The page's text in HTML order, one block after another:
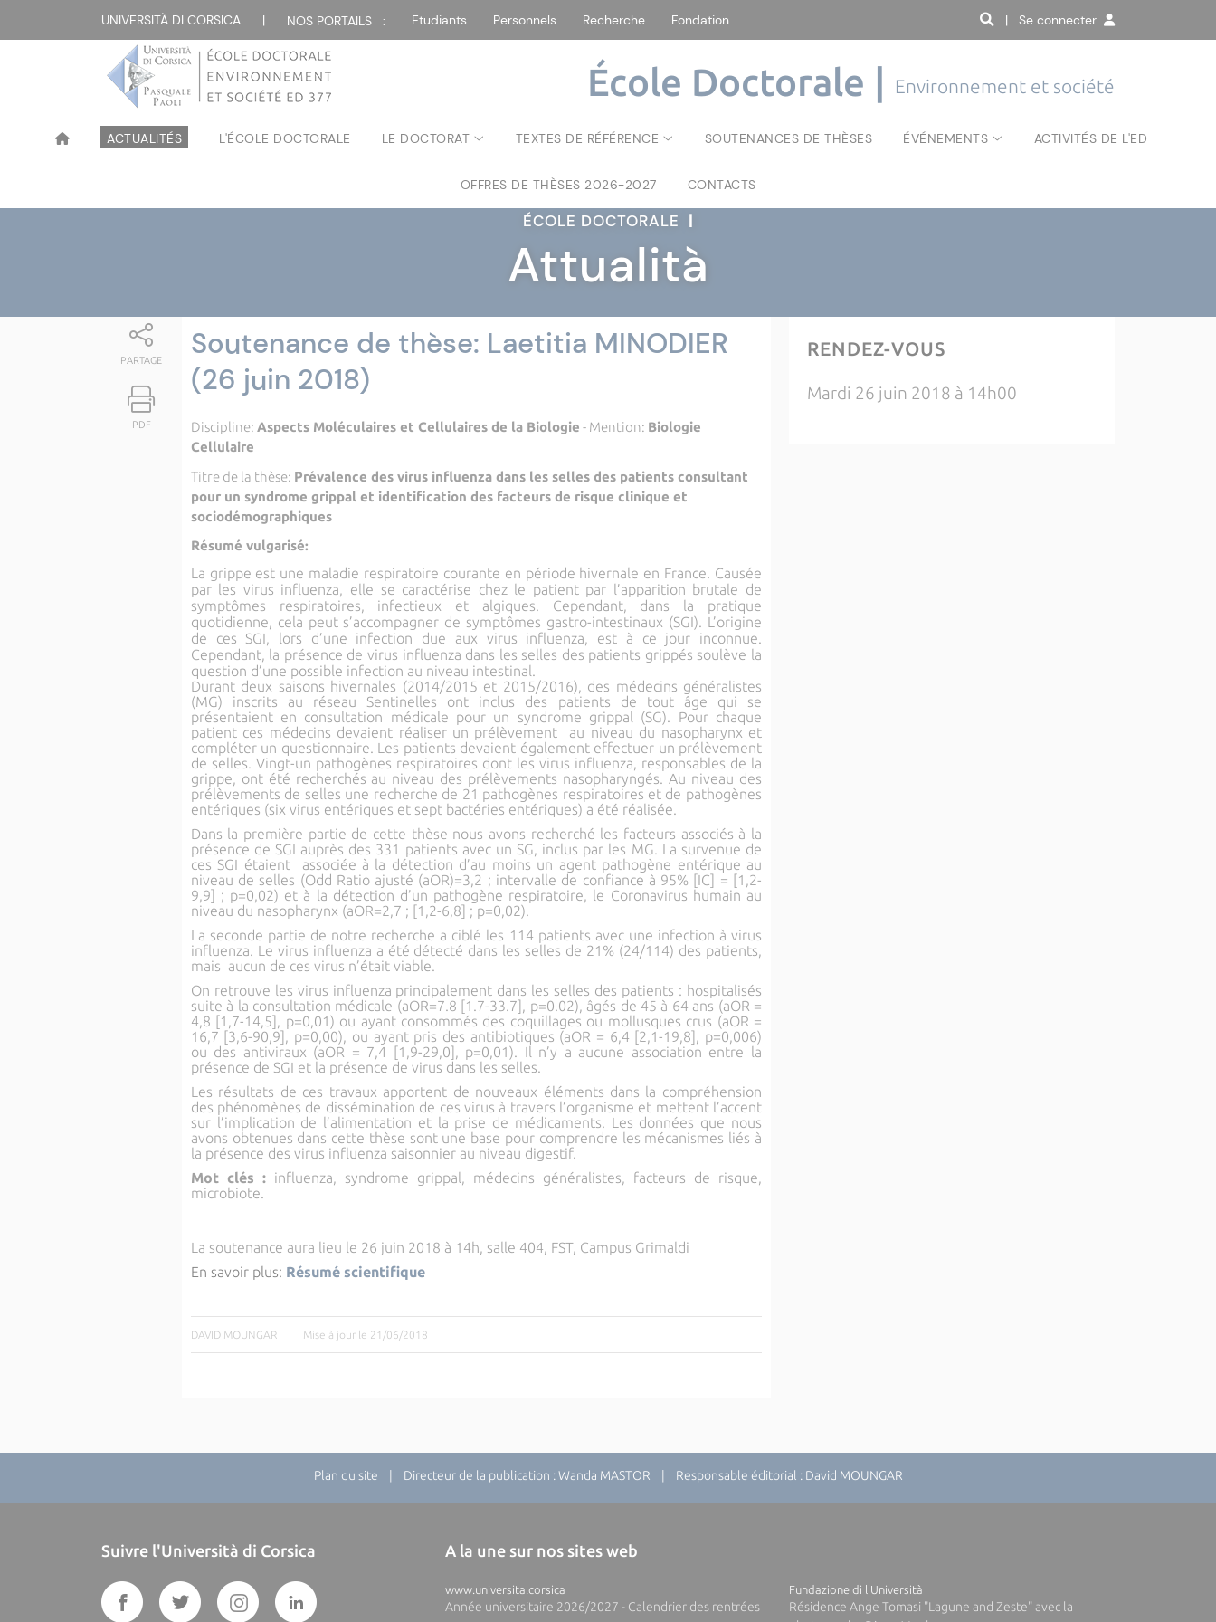
UNIVERSITÀ DI CORSICA | NOS PORTAILS : Etudiants Personnels Recherche Fondation | Se connecter
École Doctorale | Environnement et société
ACTUALITÉS L'ÉCOLE DOCTORALE LE DOCTORAT TEXTES DE RÉFÉRENCE SOUTENANCES DE THÈSES ÉVÉNEMENTS ACTIVITÉS DE L'ED
OFFRES DE THÈSES 2026-2027 CONTACTS
ÉCOLE DOCTORALE |
Attualità
PARTAGE
PDF
Soutenance de thèse: Laetitia MINODIER
(26 juin 2018)
Discipline: Aspects Moléculaires et Cellulaires de la Biologie - Mention: Biologie
Cellulaire
Titre de la thèse: Prévalence des virus influenza dans les selles des patients consultant
pour un syndrome grippal et identification des facteurs de risque clinique et
sociodémographiques
Résumé vulgarisé:
La grippe est une maladie respiratoire courante en période hivernale en France. Causée
par les virus influenza, elle se caractérise chez le patient par l’apparition brutale de
symptômes respiratoires, infectieux et algiques. Cependant, dans la pratique
quotidienne, cela peut s’accompagner de symptômes gastro-intestinaux (SGI). L’origine
de ces SGI, lors d’une infection due aux virus influenza, est à ce jour inconnue.
Cependant, la présence de virus influenza dans les selles des patients grippés soulève la
question d’une possible infection au niveau intestinal.
Durant deux saisons hivernales (2014/2015 et 2015/2016), des médecins généralistes
(MG) inscrits au réseau Sentinelles ont inclus des patients de tout âge qui se
présentaient en consultation médicale pour un syndrome grippal (SG). Pour chaque
patient ces médecins devaient réaliser un prélèvement au niveau du nasopharynx et
compléter un questionnaire. Les patients devaient également effectuer un prélèvement
de selles. Vingt-un pathogènes respiratoires dont les virus influenza, responsables de la
grippe, ont été recherchés au niveau des prélèvements nasopharyngés. Au niveau des
prélèvements de selles une recherche de 21 pathogènes respiratoires et de pathogènes
entériques (six virus entériques et sept bactéries entériques) a été réalisée.
Dans la première partie de cette thèse nous avons recherché les facteurs associés à la
présence de SGI auprès des 331 patients avec un SG, inclus par les MG. La survenue de
ces SGI étaient associée à la détection d’au moins un agent pathogène entérique au
niveau de selles (Odd Ratio ajusté (aOR)=3,2 ; intervalle de confiance à 95% [IC] = [1,2-
9,9] ; p=0,02) et à la détection d’un pathogène respiratoire, le Coronavirus humain au
niveau du nasopharynx (aOR=2,7 ; [1,2-6,8] ; p=0,02).
La seconde partie de notre recherche a ciblé les 114 patients avec une infection à virus
influenza. Le virus influenza a été détecté dans les selles de 21% (24/114) des patients,
mais aucun de ces virus n’était viable.
On retrouve les virus influenza principalement dans les selles des patients : hospitalisés
suite à la consultation médicale (aOR=7.8 [1.7-33.7], p=0.02), âgés de 45 à 64 ans (aOR =
4,8 [1,7-14,5], p=0,01) ou ayant consommés des coquillages ou mollusques crus (aOR =
16,7 [3,6-90,9], p=0,00), ou ayant pris des antibiotiques (aOR = 6,4 [2,1-19,8], p=0,006)
ou des antiviraux (aOR = 7,4 [1,9-29,0], p=0,01). Il n’y a aucune association entre la
présence de SGI et la présence de virus dans les selles.
Les résultats de ces travaux apportent de nouveaux éléments dans la compréhension
des phénomènes de dissémination de ces virus à travers l’organisme et mettent l’accent
sur l’implication de l’alimentation et la prise de médicaments. Les données que nous
avons obtenues dans cette thèse sont une base pour comprendre les mécanismes liés à
la présence des virus influenza saisonnier au niveau digestif.
Mot clés :influenza, syndrome grippal, médecins généralistes, facteurs de risque,
microbiote.
La soutenance aura lieu le 26 juin 2018 à 14h, salle 404, FST, Campus Grimaldi
En savoir plus: Résumé scientifique
DAVID MOUNGAR | Mise à jour le 21/06/2018
RENDEZ-VOUS
Mardi 26 juin 2018 à 14h00
Plan du site | Directeur de la publication : Wanda MASTOR | Responsable éditorial : David MOUNGAR
Suivre l'Università di Corsica A la une sur nos sites web
www.universita.corsica
Année universitaire 2026/2027 - Calendrier des rentrées
Fundazione di l'Università
Résidence Ange Tomasi "Lagune and Zeste" avec la